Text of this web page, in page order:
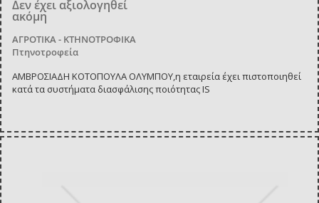
Δεν έχει αξιολογηθεί
ακόμη
ΑΓΡΟΤΙΚΑ - ΚΤΗΝΟΤΡΟΦΙΚΑ
Πτηνοτροφεία
ΑΜΒΡΟΣΙΑΔΗ ΚΟΤΟΠΟΥΛΑ ΟΛΥΜΠΟΥ,η εταιρεία έχει πιστοποιηθεί
κατά τα συστήματα διασφάλισης ποιότητας IS